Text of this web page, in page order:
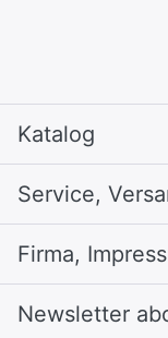
Katalog
Service,
Firma,
Newsletter